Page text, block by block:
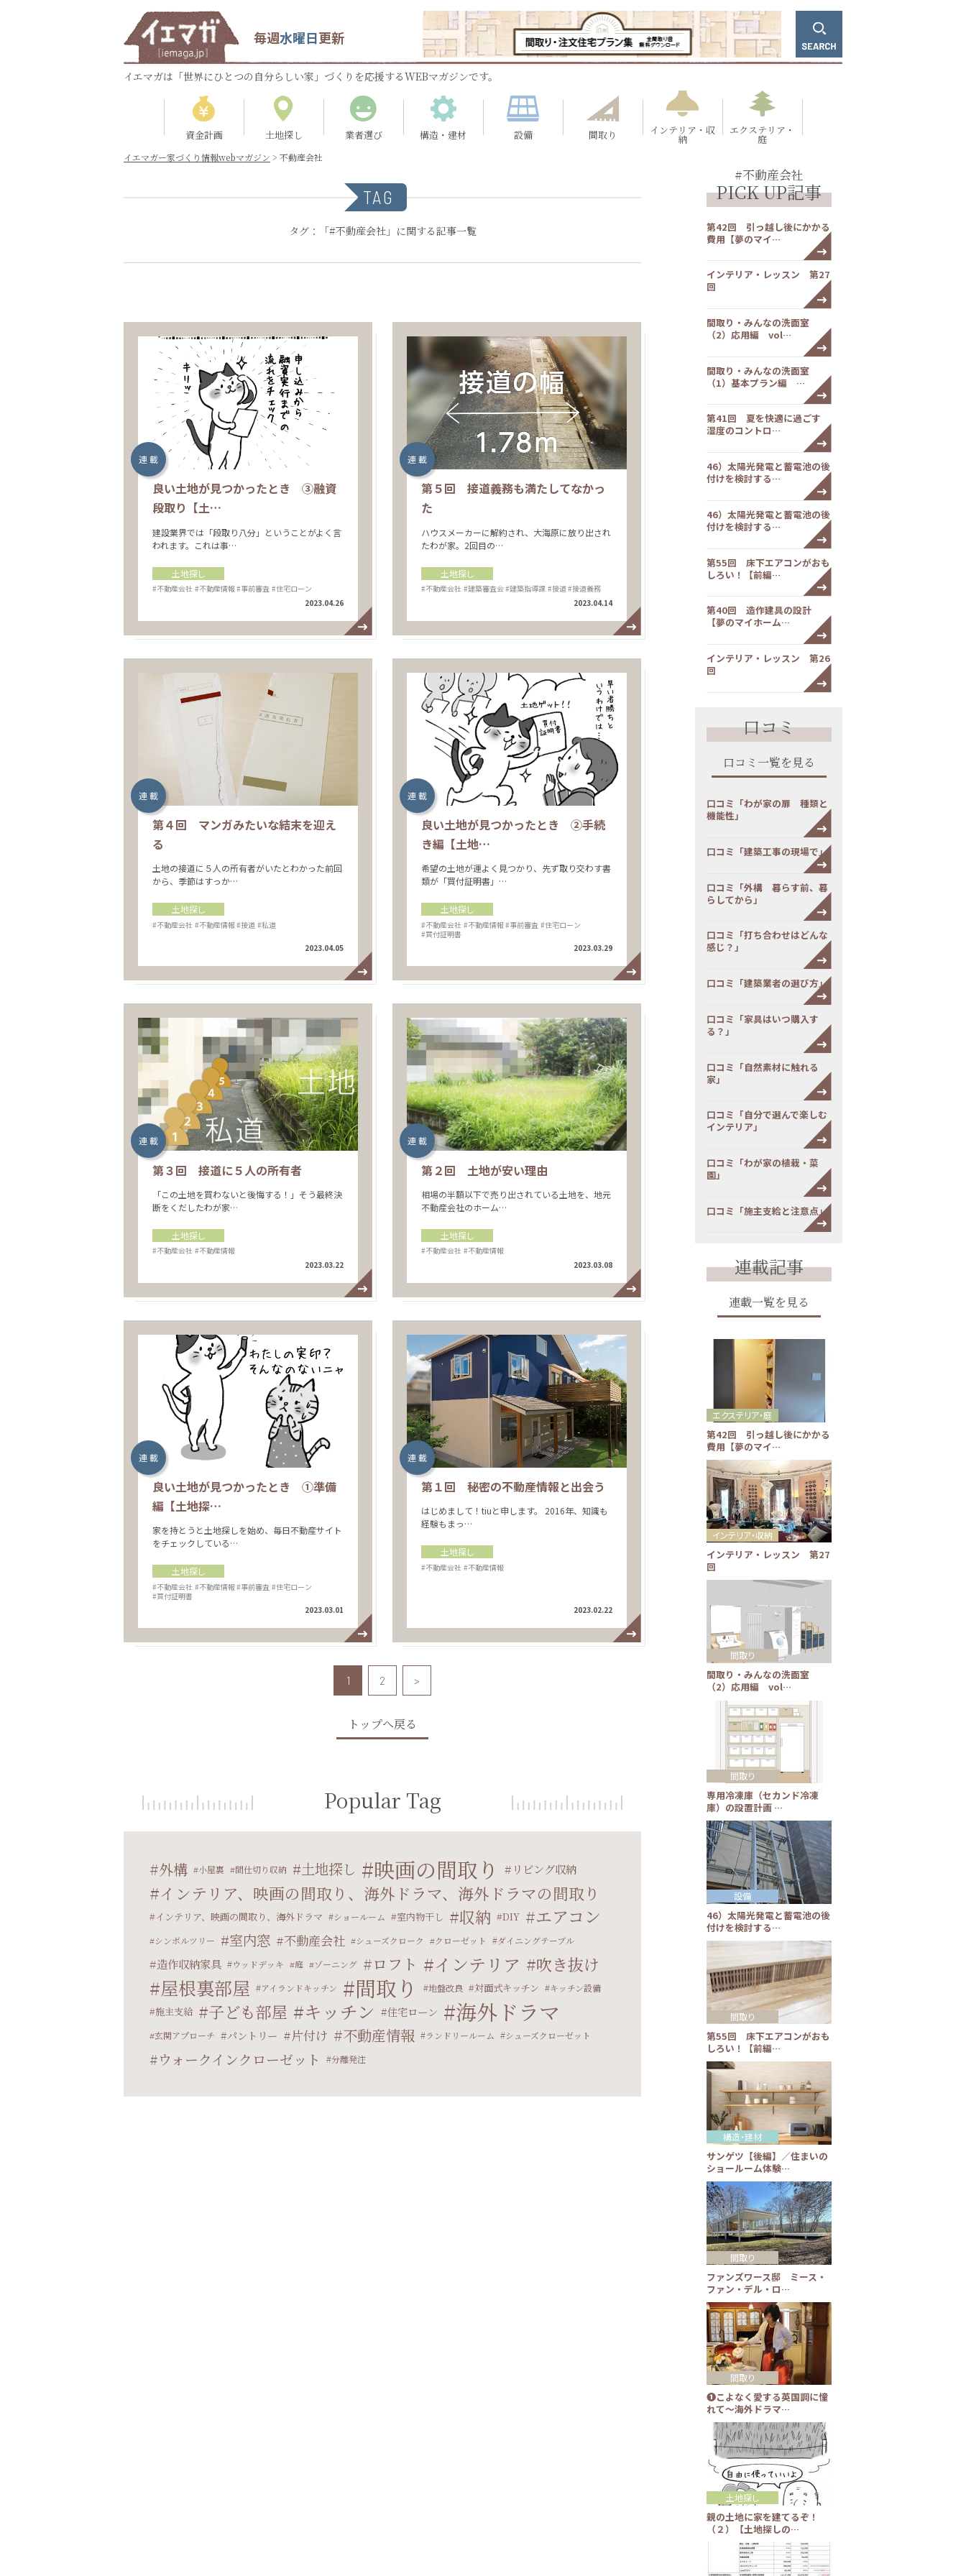
毎週水曜日更新
イエマガは「世界にひとつの自分らしい家」づくりを応援するWEBマガジンです。
資金計画 土地探し 業者選び 構造・建材 設備 間取り インテリア・収
納
エクステリア・
庭
イエマガー家づくり情報webマガジン > 不動産会社
TAG
タグ：「#不動産会社」に関する記事一覧
連 載
良い土地が見つかったとき ③融資
段取り【土…
建設業界では「段取り八分」ということがよく言
われます。これは事…
土地探し
#不動産会社 #不動産情報 #事前審査 #住宅ローン
2023.04.26
連 載
第５回 接道義務も満たしてなかっ
た
ハウスメーカーに解約され、大海原に放り出され
たわが家。2回目の…
土地探し
#不動産会社 #建築審査会 #建築指導課 #接道#接道義務
2023.04.14
連 載
第４回 マンガみたいな結末を迎え
る
土地の接道に５人の所有者がいたとわかった前回
から、季節はすっか…
土地探し
#不動産会社 #不動産情報 #接道 #私道
2023.04.05
連 載
良い土地が見つかったとき ②手続
き編【土地…
希望の土地が運よく見つかり、先ず取り交わす書
類が「買付証明書」…
土地探し
#不動産会社 #不動産情報 #事前審査 #住宅ローン
#買付証明書
2023.03.29
連 載
第３回 接道に５人の所有者
「この土地を買わないと後悔する！」そう最終決
断をくだしたわが家…
土地探し
#不動産会社 #不動産情報
2023.03.22
連 載
第２回 土地が安い理由
相場の半額以下で売り出されている土地を、地元
不動産会社のホーム…
土地探し
#不動産会社 #不動産情報
2023.03.08
連 載
良い土地が見つかったとき ①準備
編【土地探…
家を持とうと土地探しを始め、毎日不動産サイト
をチェックしている…
土地探し
#不動産会社 #不動産情報 #事前審査 #住宅ローン
#買付証明書
2023.03.01
連 載
第１回 秘密の不動産情報と出会う
はじめまして！tiuと申します。 2016年、知識も
経験もまっ…
土地探し
#不動産会社 #不動産情報
2023.02.22
1 2 >
トップへ戻る
Popular Tag
外構 小屋裏 間仕切り収納 土地探し 映画の間取り リビング収納
インテリア、映画の間取り、海外ドラマ、海外ドラマの間取り
インテリア、映画の間取り、海外ドラマ ショールーム 室内物干し 収納 DIY エアコン
シンボルツリー 室内窓 不動産会社 シューズクローク クローゼット ダイニングテーブル
造作収納家具 ウッドデッキ 庭 ゾーニング ロフト インテリア 吹き抜け
屋根裏部屋 アイランドキッチン 間取り 地盤改良 対面式キッチン キッチン設備
施主支給 子ども部屋 キッチン 住宅ローン 海外ドラマ
玄関アプローチ パントリー 片付け 不動産情報 ランドリールーム シューズクローゼット
ウォークインクローゼット 分離発注
#不動産会社
PICK UP記事
第42回 引っ越し後にかかる
費用【夢のマイ…
インテリア・レッスン 第27
回
間取り・みんなの洗面室
（2）応用編 vol…
間取り・みんなの洗面室
（1）基本プラン編 …
第41回 夏を快適に過ごす
湿度のコントロ…
46）太陽光発電と蓄電池の後
付けを検討する…
46）太陽光発電と蓄電池の後
付けを検討する…
第55回 床下エアコンがおも
しろい！【前編…
第40回 造作建具の設計
【夢のマイホーム…
インテリア・レッスン 第26
回
口コミ
口コミ一覧を見る
口コミ「わが家の扉 種類と
機能性」
口コミ「建築工事の現場で」
口コミ「外構 暮らす前、暮
らしてから」
口コミ「打ち合わせはどんな
感じ？」
口コミ「建築業者の選び方」
口コミ「家具はいつ購入す
る？」
口コミ「自然素材に触れる
家」
口コミ「自分で選んで楽しむ
インテリア」
口コミ「わが家の植栽・菜
園」
口コミ「施主支給と注意点」
連載記事
連載一覧を見る
第42回 引っ越し後にかかる
費用【夢のマイ…
エクステリア・庭
インテリア・レッスン 第27
回
インテリア・収納
間取り・みんなの洗面室
（2）応用編 vol…
間取り
専用冷凍庫（セカンド冷凍
庫）の設置計画 …
間取り
46）太陽光発電と蓄電池の後
付けを検討する…
設備
第55回 床下エアコンがおも
しろい！【前編…
間取り
サンゲツ【後編】／住まいの
ショールーム体験…
構造・建材
ファンズワース邸 ミース・
ファン・デル・ロ…
間取り
❶こよなく愛する英国調に憧
れて～海外ドラマ…
間取り
親の土地に家を建てるぞ！
（２）【土地探しの…
土地探し